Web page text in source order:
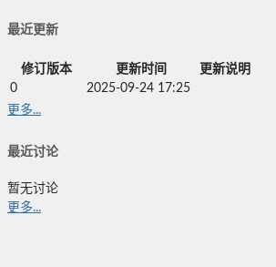
最近更新
修订版本 更新时间
更新说明
0
2025-09-24 17:25
更多...
最近讨论
暂无讨论
更多...